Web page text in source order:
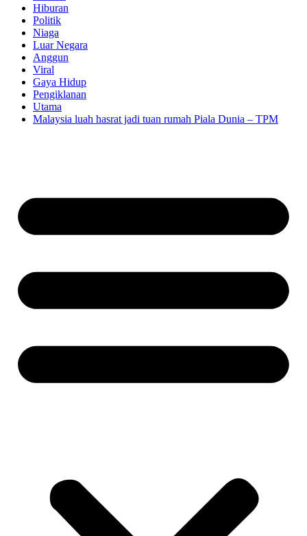
Hiburan
Politik
Niaga
Luar Negara
Anggun
Viral
Gaya Hidup
Pengiklanan
Utama
Malaysia luah hasrat jadi tuan rumah Piala Dunia – TPM